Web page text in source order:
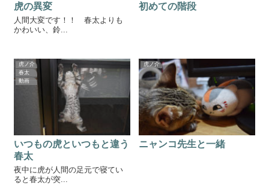
虎の異変
人間大変です！！ 春太よりも
かわいい、鈴...
初めての階段
虎ノ介
春太
動画
いつもの虎といつもと違う
春太
夜中に虎が人間の足元で寝てい
ると春太が突...
虎ノ介
ニャンコ先生と一緒